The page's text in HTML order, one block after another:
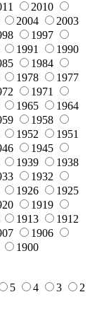
2010
2004
2003
1997
1991
1990
1984
1978
1977
1971
1965
1964
1958
1952
1951
1945
1939
1938
1932
1926
1925
1919
1913
1912
1906
1900
5 4 3
2